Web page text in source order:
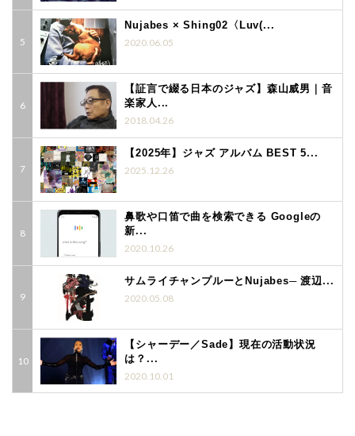
Nujabes × Shing02〈Luv(...
2020.06.05
【証言で綴る日本のジャズ】森山威男｜音
楽家人...
2018.04.26
【2025年】ジャズ アルバム BEST 5...
2025.12.26
鼻歌や口笛で曲を検索できる Googleの
新...
2020.10.26
サムライチャンプルーとNujabes─ 渡辺...
2020.05.08
【シャーデー／Sade】現在の活動状況
は？...
2020.10.01